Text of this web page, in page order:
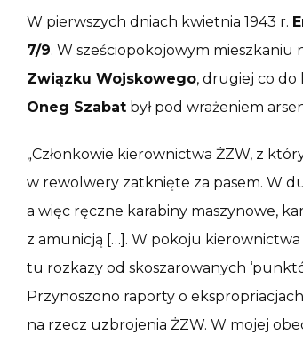
W pierwszych dniach kwietnia 1943 r.
7/9. W sześciopokojowym mieszkaniu
Związku Wojskowego, drugiej co do
Oneg Szabat był pod wrażeniem
„Członkowie kierownictwa ŻZW, z
w rewolwery zatknięte za pasem. W
a więc ręczne karabiny maszynowe,
z amunicją […]. W pokoju
tu rozkazy od skoszarowanych
Przynoszono raporty o
na rzecz uzbrojenia ŻZW. W mojej